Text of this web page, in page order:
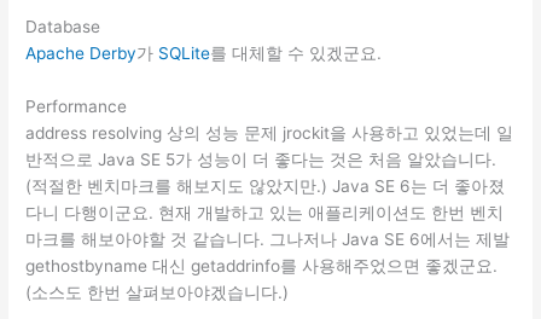
Database
Apache Derby가 SQLite를 대체할 수 있겠군요.
Performance
address resolving 상의 성능 문제 jrockit을 사용하고 있었는데 일
반적으로 Java SE 5가 성능이 더 좋다는 것은 처음 알았습니다.
(적절한 벤치마크를 해보지도 않았지만.) Java SE 6는 더 좋아졌
다니 다행이군요. 현재 개발하고 있는 애플리케이션도 한번 벤치
마크를 해보아야할 것 같습니다. 그나저나 Java SE 6에서는 제발
gethostbyname 대신 getaddrinfo를 사용해주었으면 좋겠군요.
(소스도 한번 살펴보아야겠습니다.)